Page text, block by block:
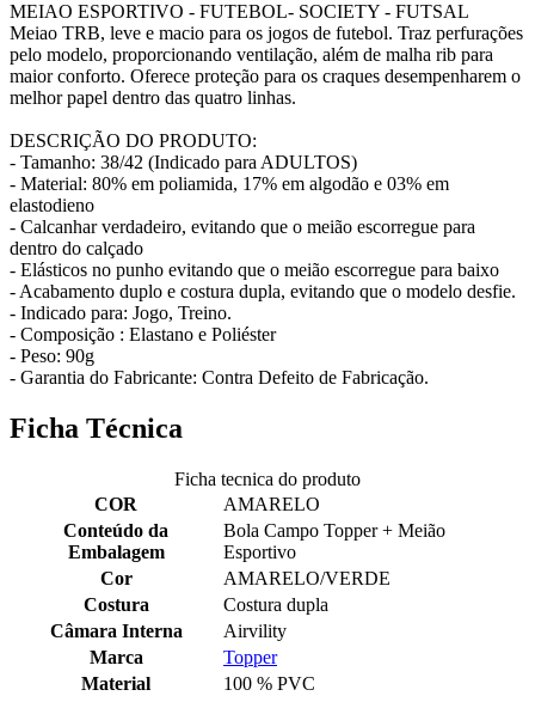
MEIAO ESPORTIVO - FUTEBOL- SOCIETY - FUTSAL
Meiao TRB, leve e macio para os jogos de futebol. Traz perfurações
pelo modelo, proporcionando ventilação, além de malha rib para
maior conforto. Oferece proteção para os craques desempenharem o
melhor papel dentro das quatro linhas.
DESCRIÇÃO DO PRODUTO:
- Tamanho: 38/42 (Indicado para ADULTOS)
- Material: 80% em poliamida, 17% em algodão e 03% em
elastodieno
- Calcanhar verdadeiro, evitando que o meião escorregue para
dentro do calçado
- Elásticos no punho evitando que o meião escorregue para baixo
- Acabamento duplo e costura dupla, evitando que o modelo desfie.
- Indicado para: Jogo, Treino.
- Composição : Elastano e Poliéster
- Peso: 90g
- Garantia do Fabricante: Contra Defeito de Fabricação.
Ficha Técnica
Ficha tecnica do produto
COR
AMARELO
Conteúdo da
Embalagem
Bola Campo Topper + Meião
Esportivo
Cor
AMARELO/VERDE
Costura
Costura dupla
Câmara Interna
Airvility
Marca
Topper
Material
100 % PVC